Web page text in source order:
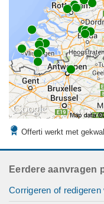
Offerti werkt met
Eerdere aanvragen
Corrigeren of